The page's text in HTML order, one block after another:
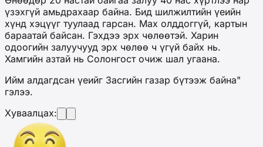
үзэхгүй амьдрахаар байна. Бид шилжилтийн үеийн
хүнд хэцүүг туулаад гарсан. Мах олддоггүй, картын
бараатай байсан. Гэхдээ эрх чөлөөтэй. Харин
одоогийн залуучууд эрх чөлөө ч үгүй байх нь.
Хамгийн азтай нь Солонгост очиж шал угаана.
Ийм алдагдсан үеийг Засгийн газар бүтээж байна"
гэлээ.
Хуваалцах: